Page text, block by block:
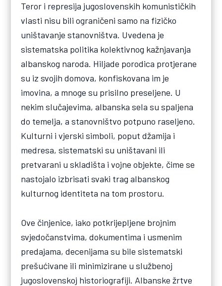
Teror i represija jugoslovenskih komunističkih
vlasti nisu bili ograničeni samo na fizičko
uništavanje stanovništva. Uvedena je
sistematska politika kolektivnog kažnjavanja
albanskog naroda. Hiljade porodica protjerane
su iz svojih domova, konfiskovana im je
imovina, a mnoge su prisilno preseljene. U
nekim slučajevima, albanska sela su spaljena
do temelja, a stanovništvo potpuno raseljeno.
Kulturni i vjerski simboli, poput džamija i
medresa, sistematski su uništavani ili
pretvarani u skladišta i vojne objekte, čime se
nastojalo izbrisati svaki trag albanskog
kulturnog identiteta na tom prostoru.
Ove činjenice, iako potkrijepljene brojnim
svjedočanstvima, dokumentima i usmenim
predajama, decenijama su bile sistematski
prešućivane ili minimizirane u službenoj
jugoslovenskoj historiografiji. Albanske žrtve